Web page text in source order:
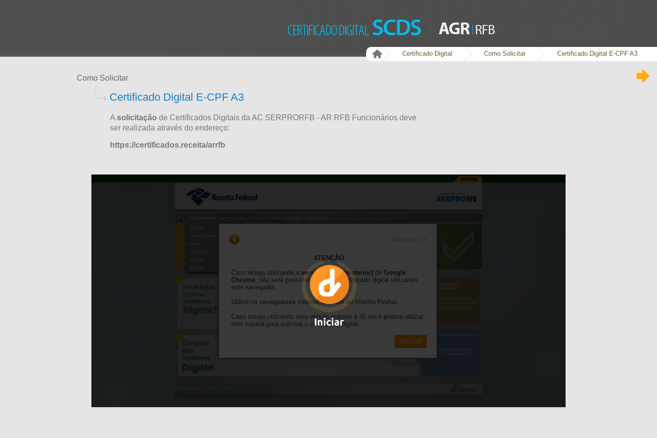
Certificado Digital Como Solicitar Certificado Digital E-CPF A3
Como Solicitar
Certificado Digital E-CPF A3
A solicitação de Certificados Digitais da AC SERPRORFB - AR RFB Funcionários deve
ser realizada através do endereço:
https://certificados.receita/arrfb
ATENÇÃO
Caso esteja utilizando a versão 45 (ou posterior) do Google
Chrome, não será possível solicitar o certificado digital utilizando
este navegador.
Utilize os navegadores Internet Explorer ou Mozilla Firefox.
Caso esteja utilizando uma versão anterior à 45 você poderá utilizar
este tutorial para solicitar o certificado digital.